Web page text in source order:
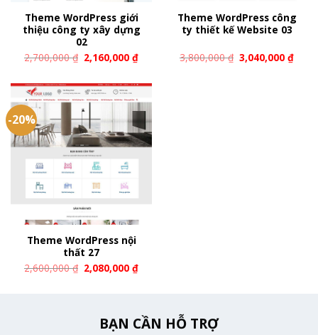
Theme WordPress giới
thiệu công ty xây dựng
02
2,700,000₫ 2,160,000₫
Theme WordPress công
ty thiết kế Website 03
3,800,000₫ 3,040,000₫
-20%
Theme WordPress nội
thất 27
2,600,000₫ 2,080,000₫
BẠN CẦN HỖ TRỢ